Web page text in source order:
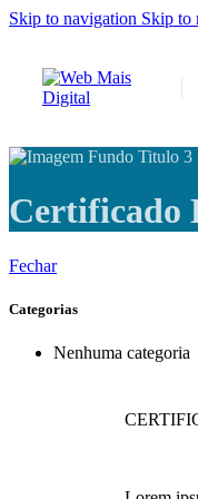
Skip to navigation Skip to
Certificado
Fechar
Categorias
Nenhuma categoria